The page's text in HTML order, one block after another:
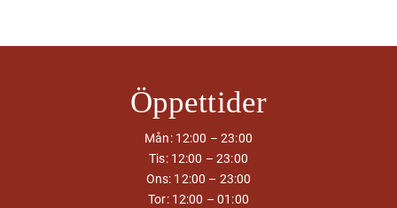
Öppettider
Mån: 12:00 – 23:00
Tis: 12:00 – 23:00
Ons: 12:00 – 23:00
Tor: 12:00 – 01:00